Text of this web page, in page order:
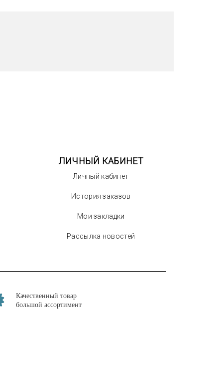
ЛИЧНЫЙ КАБИНЕТ
Личный кабинет
История заказов
Мои закладки
Рассылка новостей
Качественный товар
большой ассортимент